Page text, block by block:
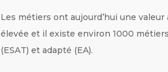
Les métiers ont aujourd’hui une
élevée et il existe environ 1000
(ESAT) et adapté (EA).